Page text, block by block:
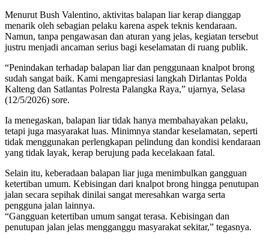
Menurut Bush Valentino, aktivitas balapan liar kerap dianggap
menarik oleh sebagian pelaku karena aspek teknis kendaraan.
Namun, tanpa pengawasan dan aturan yang jelas, kegiatan tersebut
justru menjadi ancaman serius bagi keselamatan di ruang publik.
“Penindakan terhadap balapan liar dan penggunaan knalpot brong
sudah sangat baik. Kami mengapresiasi langkah Dirlantas Polda
Kalteng dan Satlantas Polresta Palangka Raya,” ujarnya, Selasa
(12/5/2026) sore.
Ia menegaskan, balapan liar tidak hanya membahayakan pelaku,
tetapi juga masyarakat luas. Minimnya standar keselamatan, seperti
tidak menggunakan perlengkapan pelindung dan kondisi kendaraan
yang tidak layak, kerap berujung pada kecelakaan fatal.
Selain itu, keberadaan balapan liar juga menimbulkan gangguan
ketertiban umum. Kebisingan dari knalpot brong hingga penutupan
jalan secara sepihak dinilai sangat meresahkan warga serta
pengguna jalan lainnya.
“Gangguan ketertiban umum sangat terasa. Kebisingan dan
penutupan jalan jelas mengganggu masyarakat sekitar,” tegasnya.